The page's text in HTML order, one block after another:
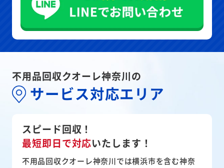
不用品回収クオーレ神奈川の
サービス対応エリア
スピード回収！
最短即日で対応いたします！
不用品回収クオーレ神奈川では横浜市を含む神奈